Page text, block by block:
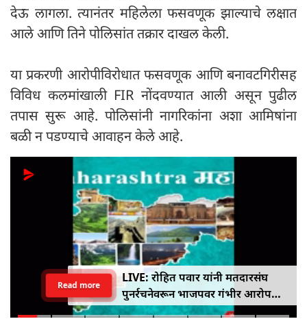
देऊ लागला. त्यानंतर महिलेला फसवणूक झाल्याचे लक्षात
आले आणि तिने पोलिसांत तक्रार दाखल केली.
या प्रकरणी आरोपीविरोधात फसवणूक आणि बनावटगिरीसह
विविध कलमांखाली FIR नोंदवण्यात आली असून पुढील
तपास सुरू आहे. पोलिसांनी नागरिकांना अशा आमिषांना
बळी न पडण्याचे आवाहन केले आहे.
LIVE: रोहित पवार यांनी मतदारसंघ
पुनर्रचनेवरून भाजपवर गंभीर आरोप
केले
Read more